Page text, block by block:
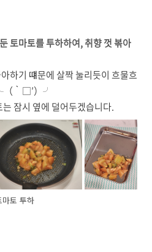
토마토를 투하하여, 취향 껏 볶아
하기 떄문에 살짝 눌리듯이 흐물흐
╰（‵□′）╯
잠시 옆에 덜어두겠습니다.
마토 투하